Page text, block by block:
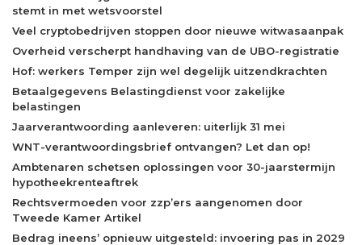
stemt in met wetsvoorstel
Veel cryptobedrijven stoppen door nieuwe witwasaanpak
Overheid verscherpt handhaving van de UBO-registratie
Hof: werkers Temper zijn wel degelijk uitzendkrachten
Betaalgegevens Belastingdienst voor zakelijke
belastingen
Jaarverantwoording aanleveren: uiterlijk 31 mei
WNT-verantwoordingsbrief ontvangen? Let dan op!
Ambtenaren schetsen oplossingen voor 30-jaarstermijn
hypotheekrenteaftrek
Rechtsvermoeden voor zzp’ers aangenomen door
Tweede Kamer Artikel
Bedrag ineens’ opnieuw uitgesteld: invoering pas in 2029